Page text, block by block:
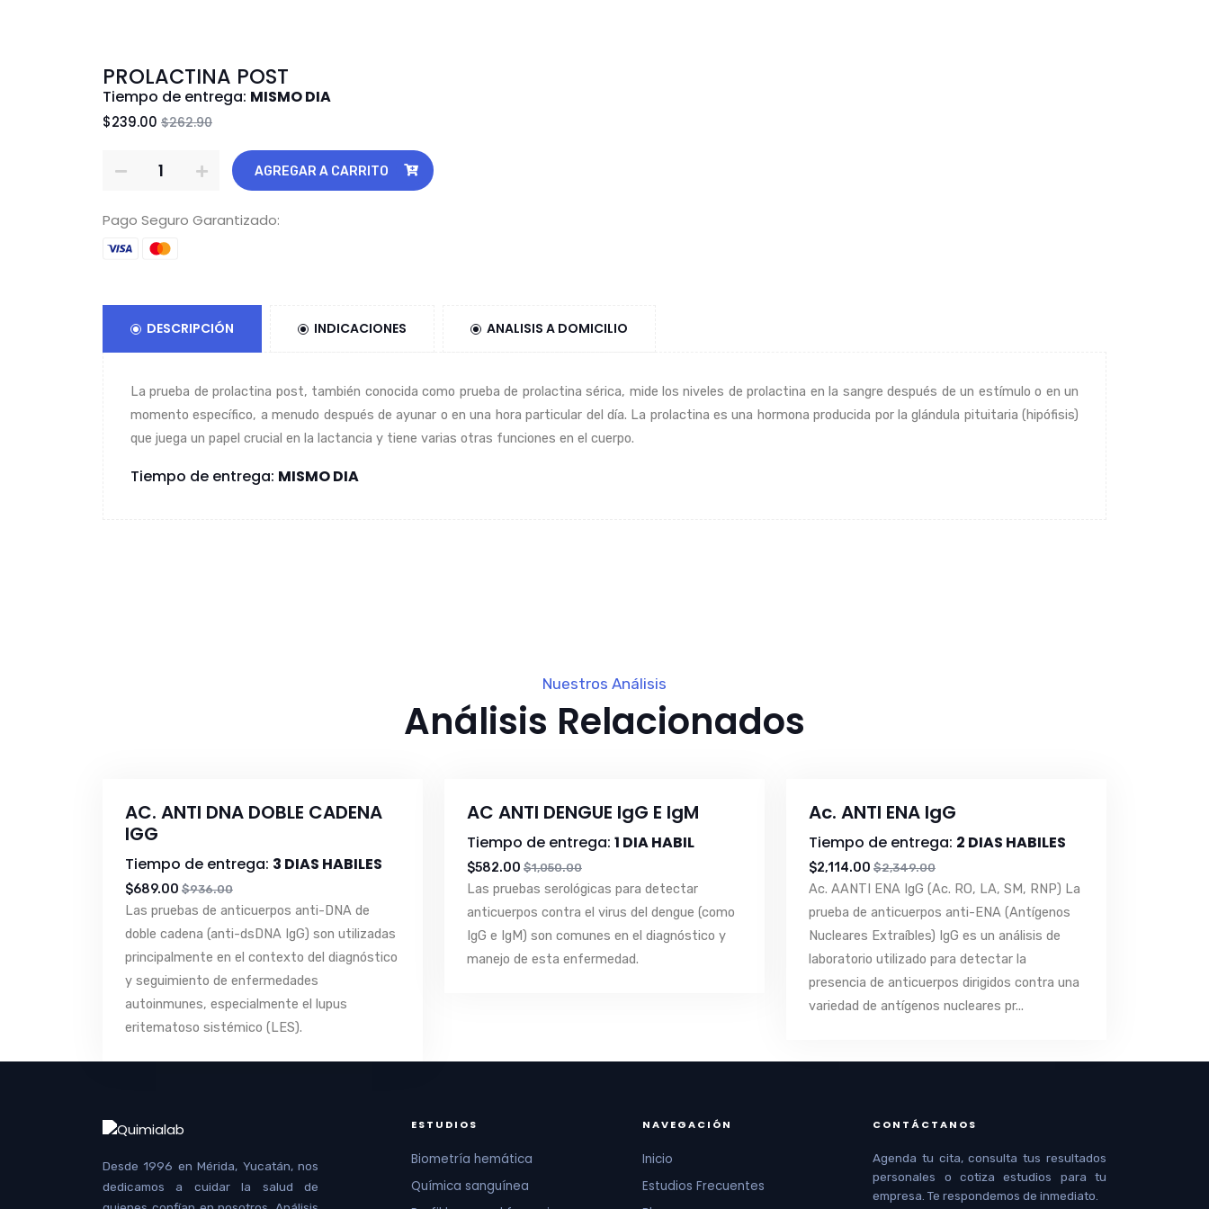
PROLACTINA POST
Tiempo de entrega: MISMO DIA
$239.00 $262.90
AGREGAR A CARRITO
Pago Seguro Garantizado:
DESCRIPCIÓN INDICACIONES ANALISIS A DOMICILIO
La prueba de prolactina post, también conocida como prueba de prolactina sérica, mide los niveles de prolactina en la sangre después de un estímulo o en un
momento específico, a menudo después de ayunar o en una hora particular del día. La prolactina es una hormona producida por la glándula pituitaria (hipófisis)
que juega un papel crucial en la lactancia y tiene varias otras funciones en el cuerpo.
Tiempo de entrega: MISMO DIA
Nuestros Análisis
Análisis Relacionados
AC. ANTI DNA DOBLE CADENA
IGG
Tiempo de entrega: 3 DIAS HABILES
$689.00 $936.00
Las pruebas de anticuerpos anti-DNA de
doble cadena (anti-dsDNA IgG) son utilizadas
principalmente en el contexto del diagnóstico
y seguimiento de enfermedades
autoinmunes, especialmente el lupus
eritematoso sistémico (LES).
AC ANTI DENGUE IgG E IgM
Tiempo de entrega: 1 DIA HABIL
$582.00 $1,050.00
Las pruebas serológicas para detectar
anticuerpos contra el virus del dengue (como
IgG e IgM) son comunes en el diagnóstico y
manejo de esta enfermedad.
Ac. ANTI ENA IgG
Tiempo de entrega: 2 DIAS HABILES
$2,114.00 $2,349.00
Ac. AANTI ENA IgG (Ac. RO, LA, SM, RNP) La
prueba de anticuerpos anti-ENA (Antígenos
Nucleares Extraíbles) IgG es un análisis de
laboratorio utilizado para detectar la
presencia de anticuerpos dirigidos contra una
variedad de antígenos nucleares pr...
Desde 1996 en Mérida, Yucatán, nos
dedicamos a cuidar la salud de
ESTUDIOS
Biometría hemática
Química sanguínea
NAVEGACIÓN
Inicio
Estudios Frecuentes
CONTÁCTANOS
Agenda tu cita, consulta tus resultados
personales o cotiza estudios para tu
empresa. Te respondemos de inmediato.